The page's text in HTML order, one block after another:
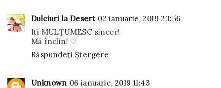
Dulciuri la Desert 02 ianuarie, 2019 23:56
Iti MULȚUMESC sincer!
Mă înclin! ♡
Răspundeți Ștergere
Unknown 06 ianuarie, 2019 11:43